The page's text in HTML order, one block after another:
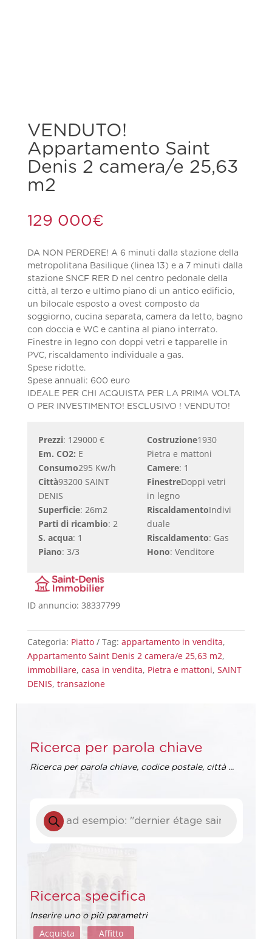
VENDUTO!
Appartamento Saint
Denis 2 camera/e 25,63
m2
129 000€
DA NON PERDERE! A 6 minuti dalla stazione della
metropolitana Basilique (linea 13) e a 7 minuti dalla
stazione SNCF RER D nel centro pedonale della
città, al terzo e ultimo piano di un antico edificio,
un bilocale esposto a ovest composto da
soggiorno, cucina separata, camera da letto, bagno
con doccia e WC e cantina al piano interrato.
Finestre in legno con doppi vetri e tapparelle in
PVC, riscaldamento individuale a gas.
Spese ridotte.
Spese annuali: 600 euro
IDEALE PER CHI ACQUISTA PER LA PRIMA VOLTA
O PER INVESTIMENTO! ESCLUSIVO ! VENDUTO!
Prezzi: 129000 €
Em. CO2: E
Consumo295 Kw/h
Città93200 SAINT
DENIS
Superficie: 26m2
Parti di ricambio: 2
S. acqua: 1
Piano: 3/3
Costruzione1930
Pietra e mattoni
Camere: 1
FinestreDoppi vetri
in legno
RiscaldamentoIndivi
duale
Riscaldamento: Gas
Hono: Venditore
ID annuncio: 38337799
Categoria: Piatto Tag: appartamento in vendita,
Appartamento Saint Denis 2 camera/e 25,63 m2,
immobiliare, casa in vendita, Pietra e mattoni, SAINT
DENIS, transazione
Ricerca per parola chiave
Ricerca per parola chiave, codice postale, città ...
prodotti
Ricerca specifica
Inserire uno o più parametri
Acquista Affitto